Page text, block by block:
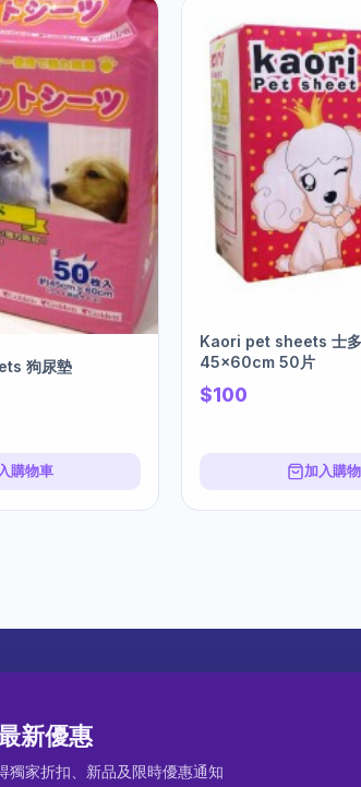
狗尿墊
購物車
Kaori pet sheets 士
45x60cm 50片
$100
加入購
新優惠
獨家折扣、新品及限時優惠通知